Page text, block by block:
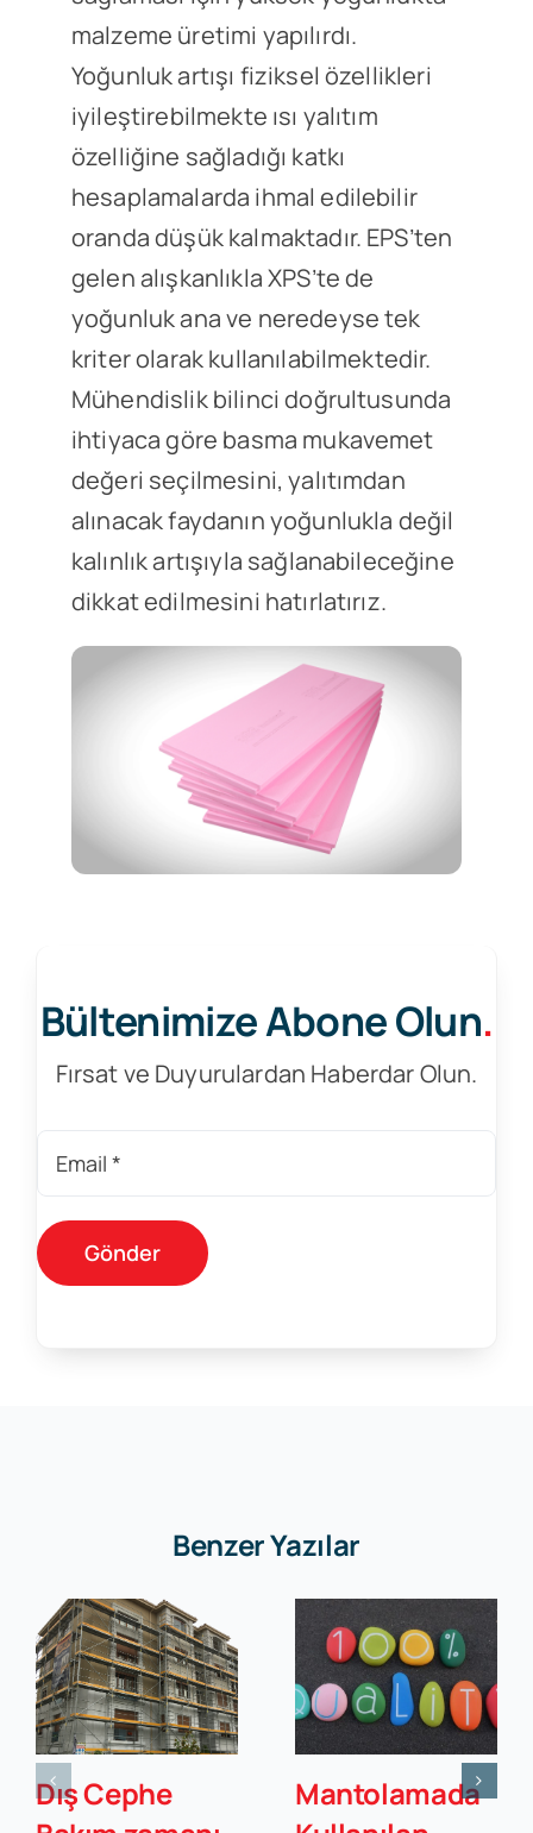
malzeme üretimi yapılırdı.
Yoğunluk artışı fiziksel özellikleri
iyileştirebilmekte ısı yalıtım
özelliğine sağladığı katkı
hesaplamalarda ihmal edilebilir
oranda düşük kalmaktadır. EPS’ten
gelen alışkanlıkla XPS’te de
yoğunluk ana ve neredeyse tek
kriter olarak kullanılabilmektedir.
Mühendislik bilinci doğrultusunda
ihtiyaca göre basma mukavemet
değeri seçilmesini, yalıtımdan
alınacak faydanın yoğunlukla değil
kalınlık artışıyla sağlanabileceğine
dikkat edilmesini hatırlatırız.
Bültenimize Abone Olun.
Fırsat ve Duyurulardan Haberdar Olun.
Benzer Yazılar
Dış Cephe
Mantolamada